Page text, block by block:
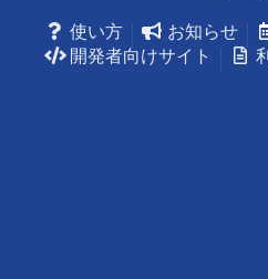
使い方
お知らせ
開発者向けサイト